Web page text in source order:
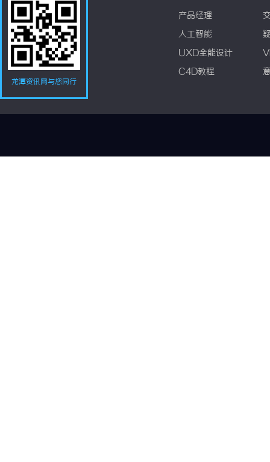
龙潭资讯网与您同行
产品经理
人工智能
UXD全能设计
C4D教程